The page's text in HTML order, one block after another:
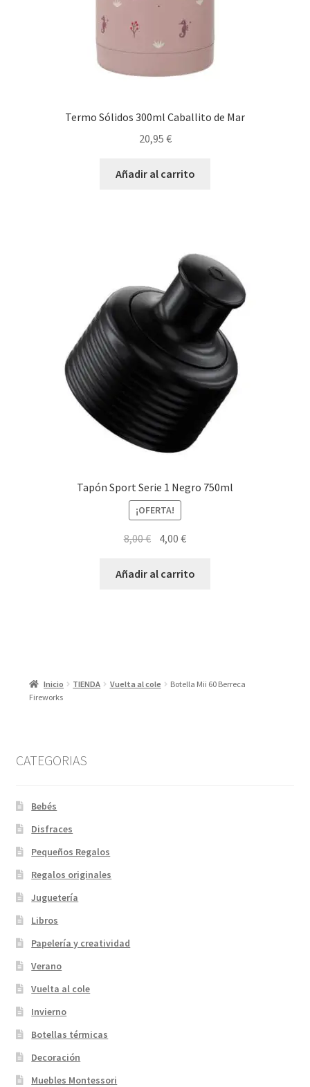
Termo Sólidos 300ml Caballito de Mar
20,95 €
Añadir al carrito
Tapón Sport Serie 1 Negro 750ml
¡OFERTA!
8,00€ El
original
4,00€El
actual
Añadir al carrito
Inicio TIENDA Vuelta al cole
Botella Mii 60 Berreca
Fireworks
CATEGORIAS
Bebés
Disfraces
Pequeños Regalos
Regalos originales
Juguetería
Libros
Papelería y creatividad
Verano
Vuelta al cole
Invierno
Botellas térmicas
Decoración
Muebles Montessori